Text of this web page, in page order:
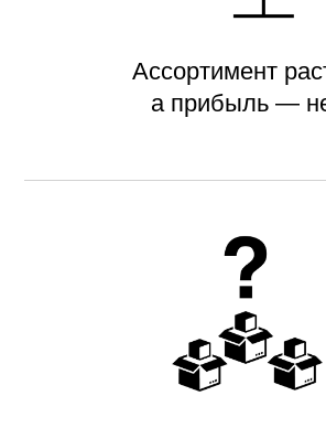
Ассортимент
а прибыль —